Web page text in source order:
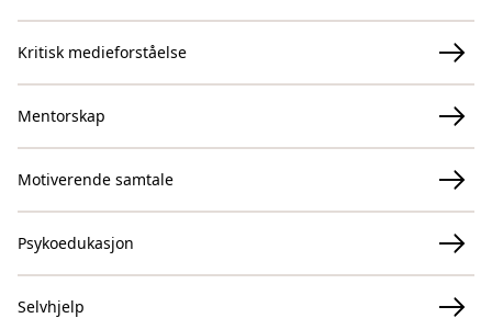
Kritisk medieforståelse
Mentorskap
Motiverende samtale
Psykoedukasjon
Selvhjelp